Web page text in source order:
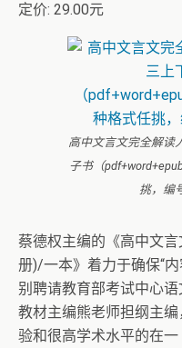
定价: 29.00元
高中文言文完全解读
子书（
挑，编
蔡德权主编的《高中文
册)/一本》着力于确保“
别聘请教育部考试中心
教材主编熊老师担纲主
验和很高学术水平的在